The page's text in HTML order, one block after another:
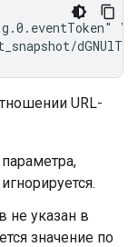
\
URL-
игнорируется.
не указан в
значение по